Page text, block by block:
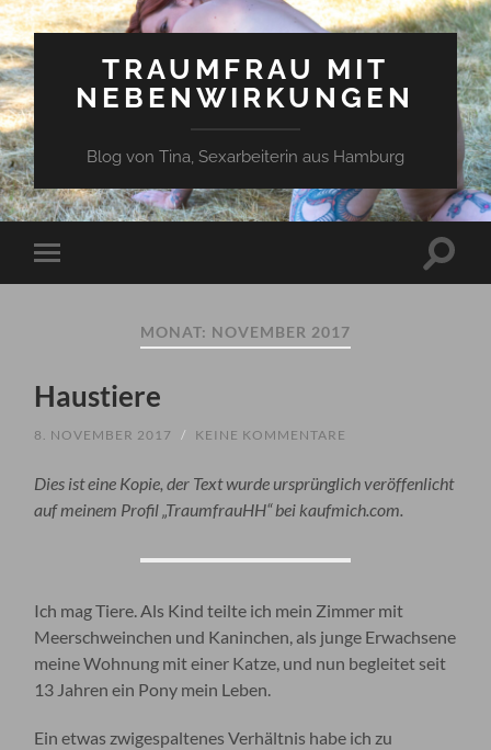
TRAUMFRAU MIT
NEBENWIRKUNGEN
Blog von Tina, Sexarbeiterin aus Hamburg
Mobile-
Menü
MONAT: NOVEMBER 2017
Haustiere
8. NOVEMBER 2017 / KEINE KOMMENTARE
Dies ist eine Kopie, der Text wurde ursprünglich veröffenlicht
auf meinem Profil „TraumfrauHH“ bei kaufmich.com.
Ich mag Tiere. Als Kind teilte ich mein Zimmer mit
Meerschweinchen und Kaninchen, als junge Erwachsene
meine Wohnung mit einer Katze, und nun begleitet seit
13 Jahren ein Pony mein Leben.
Ein etwas zwigespaltenes Verhältnis habe ich zu